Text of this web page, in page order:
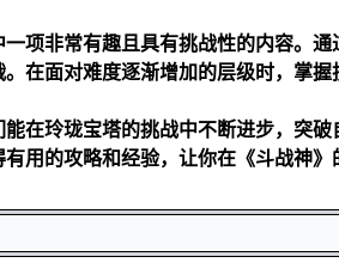
项非常有趣且具有挑战性的内容。
在面对难度逐渐增加的层级时，掌
在玲珑宝塔的挑战中不断进步，突
用的攻略和经验，让你在《斗战神》